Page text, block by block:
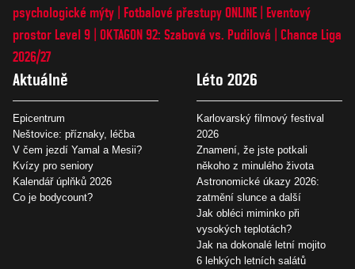
psychologické mýty
Fotbalové přestupy ONLINE
Eventový
prostor Level 9 OKTAGON 92: Szabová vs. Pudilová
Chance Liga
2026/27
Aktuálně
Epicentrum
Neštovice: příznaky, léčba
V čem jezdí Yamal a Mesii?
Kvízy pro seniory
Kalendář úplňků 2026
Co je bodycount?
Léto 2026
Karlovarský filmový festival
2026
Znamení, že jste potkali
někoho z minulého života
Astronomické úkazy 2026:
zatmění slunce a další
Jak obléci miminko při
vysokých teplotách?
Jak na dokonalé letní mojito
6 lehkých letních salátů